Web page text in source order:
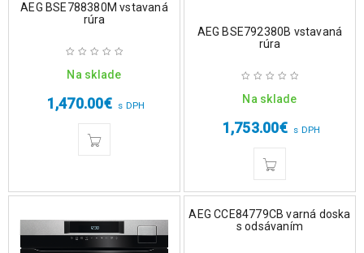
AEG BSE788380M vstavaná
rúra
Na sklade
1,470.00€ s DPH
AEG BSE792380B vstavaná
rúra
Na sklade
1,753.00€ s DPH
AEG CCE84779CB varná doska
s odsávaním